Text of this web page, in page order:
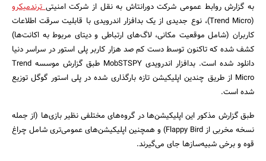
به گزارش روابط عمومی شرکت دورانتاش به نقل از شرکت امنیتیترندمیکرو
(Trend Micro)، نوع جدیدی از یک بدافزار اندرویدی با قابلیت سرقت اطلاعات
کاربران (شامل موقعیت مکانی، لاگ‌های ارتباطی و دیتای مربوط به اکانت‌ها)
کشف شده که تاکنون توسط دست کم صد هزار کاربر پلی استور در سراسر دنیا
دانلود شده است. بدافزار اندرویدی MobSTSPY طبق گزارش موسسه Trend
Micro از طریق چندین اپلیکیشن تازه بارگذاری شده در پلی استور گوگل توزیع
شده است.
طبق گزارش مذکور این اپلیکیشن‌ها در گروه‌های مختلفی نظیر بازی‌ها (از جمله
نسخه مخربی از Flappy Bird) و همچنین اپلیکیشن‌های عمومی‌تری شامل چراغ
قوه و برخی شبیه‌سازها جای می‌گیرند.